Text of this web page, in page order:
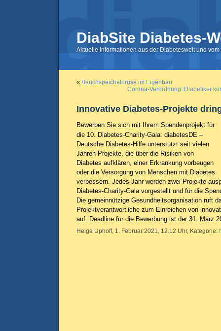
DiabSite Diabetes-
Aktuelle Informationen aus der Diabeteswelt und
« Bauchspeicheldrüse im Eigenbau
Corona-Verordnung: Diabetiker
Innovative Diabetes-Projekte
Bewerben Sie sich mit Ihrem Spendenprojekt für
die 10. Diabetes-Charity-Gala: diabetesDE –
Deutsche Diabetes-Hilfe unterstützt seit vielen
Jahren Projekte, die über die Risiken von
Diabetes aufklären, einer Erkrankung vorbeugen
oder die Versorgung von Menschen mit Diabetes
verbessern. Jedes Jahr werden zwei Projekte
Diabetes-Charity-Gala vorgestellt und für die
Die gemeinnützige Gesundheitsorganisation ruft
Projektverantwortliche zum Einreichen von
auf. Deadline für die Bewerbung ist der 31. März
Helga Uphoff, 1. Februar 2021, 12.12 Uhr, Kategorie: